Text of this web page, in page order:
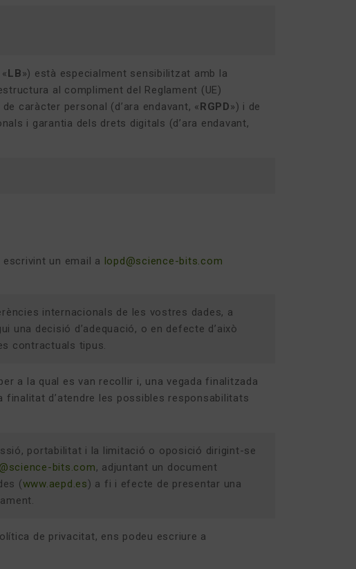
LB») està especialment sensibilitzat amb la
al compliment del Reglament (UE)
caràcter personal (d’ara endavant, «RGPD») i de
i garantia dels drets digitals (d’ara endavant,
un email a lopd@science-bits.com
internacionals de les vostres dades, a
una decisió d’adequació, o en defecte d’això
contractuals tipus.
a la qual es van recollir i, una vegada finalitzada
finalitat d’atendre les possibles responsabilitats
portabilitat i la limitació o oposició dirigint-se
bits.com, adjuntant un document
(www.aepd.es) a fi i efecte de presentar una
de privacitat, ens podeu escriure a